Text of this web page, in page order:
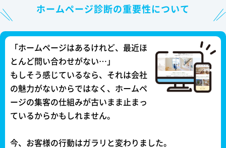
ホームページ診断の重要性について
「ホームページはあるけれど、最近ほ
とんど問い合わせがない…」
もしそう感じているなら、それは会社
の魅力がないからではなく、ホームペ
ージの集客の仕組みが古いまま止まっ
ているからかもしれません。
今、お客様の行動はガラリと変わりました。